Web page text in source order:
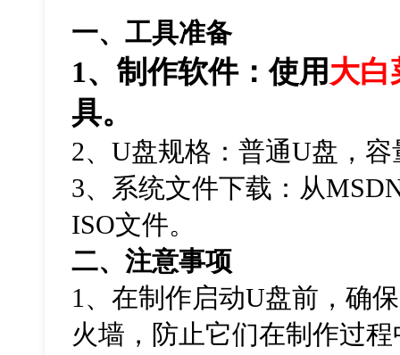
一、工具准备
1、制作软件：使用 大白
具。
2、U盘规格：普通U盘，
3、系统文件下载：从
ISO文件。
二、注意事项
1、在制作启动U盘前，确
火墙，防止它们在制作过